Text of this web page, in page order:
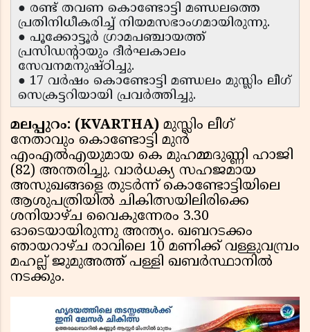
● രണ്ട് തവണ കൊണ്ടോട്ടി മണ്ഡലത്തെ
പ്രതിനിധീകരിച്ച് നിയമസഭാംഗമായിരുന്നു.
● പൂക്കോട്ടൂർ ഗ്രാമപഞ്ചായത്ത്
പ്രസിഡന്റായും ദീർഘകാലം
സേവനമനുഷ്ഠിച്ചു.
● 17 വർഷം കൊണ്ടോട്ടി മണ്ഡലം മുസ്ലിം ലീഗ്
സെക്രട്ടറിയായി പ്രവർത്തിച്ചു.
മലപ്പുറം: (KVARTHA) മുസ്ലിം ലീഗ്
നേതാവും കൊണ്ടോട്ടി മുൻ
എംഎൽഎയുമായ കെ മുഹമ്മദുണ്ണി ഹാജി
(82) അന്തരിച്ചു. വാർധക്യ സഹജമായ
അസുഖങ്ങളെ തുടർന്ന് കൊണ്ടോട്ടിയിലെ
ആശുപത്രിയിൽ ചികിത്സയിലിരിക്കെ
ശനിയാഴ്ച വൈകുന്നേരം 3.30
ഓടെയായിരുന്നു അന്ത്യം. ഖബറടക്കം
ഞായറാഴ്ച രാവിലെ 10 മണിക്ക് വള്ളുവമ്പ്രം
മഹല്ല് ജുമുഅത്ത് പള്ളി ഖബർസ്ഥാനിൽ
നടക്കും.